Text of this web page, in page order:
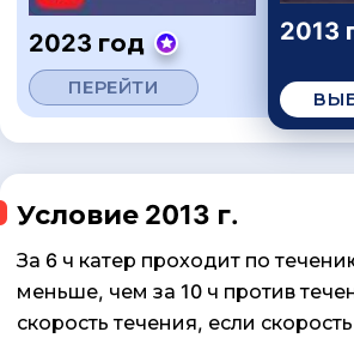
2023 год
ПЕРЕЙТИ
2013
Условие 2013 г.
За 6 ч катер проходит по
меньше, чем за 10 ч против
скорость течения, если